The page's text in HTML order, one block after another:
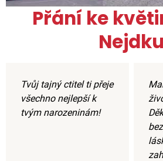
Přání ke
Nejdku
Tvůj tajný ctitel ti přeje
všechno nejlepší k
tvým narozeninám!